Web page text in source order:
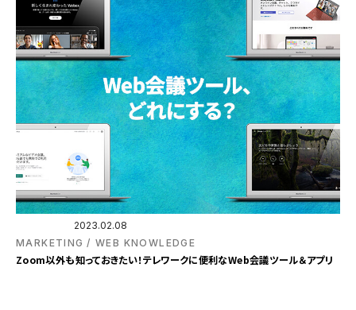
2023.02.08
MARKETING
WEB KNOWLEDGE
Zoom以外も知っておきたい！テレワークに便利なWeb会議ツール＆アプリ